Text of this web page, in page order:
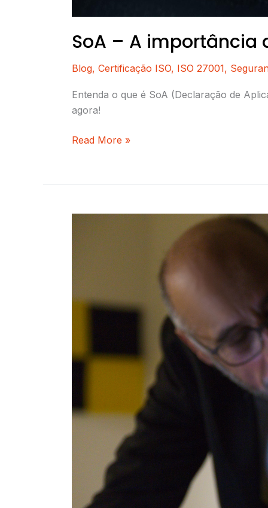
SoA – A importância
Blog, Certificação ISO, ISO 27001,
Entenda o que é SoA (Declaração de
agora!
Read More »
Compliance:
boas
dicas
para
investigar
assédio